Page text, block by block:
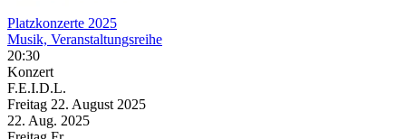
Platzkonzerte 2025
Musik, Veranstaltungsreihe
20:30
Konzert
F.E.I.D.L.
Freitag 22. August 2025
22. Aug. 2025